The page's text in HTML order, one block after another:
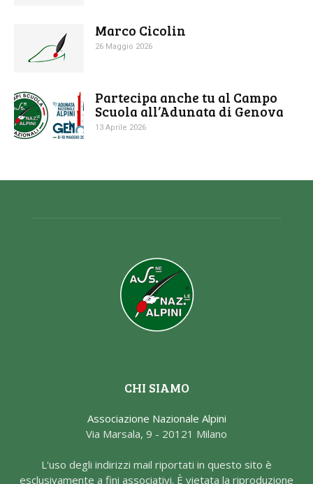
Marco Cicolin
26 Maggio 2026
Partecipa anche tu al Campo
Scuola all’Adunata di Genova
13 Aprile 2026
CHI SIAMO
Associazione Nazionale Alpini
Via Marsala, 9 - 20121 Milano
L'uso degli indirizzi mail riportati in questo sito è
esclusivamente a fini associativi. È vietata la riproduzione